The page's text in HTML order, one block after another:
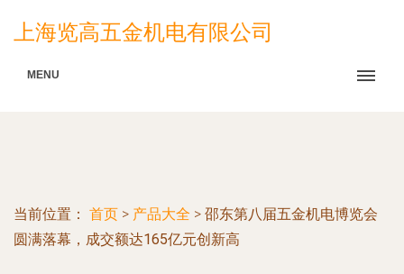
上海览高五金机电有限公司
MENU
当前位置： 首页 > 产品大全 > 邵东第八届五金机电博览会
圆满落幕，成交额达165亿元创新高